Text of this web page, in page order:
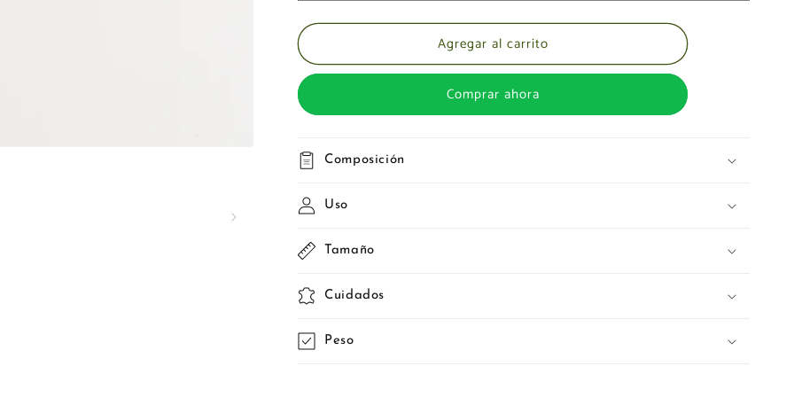
Agregar al carrito
Comprar ahora
Composición
Uso
Tamaño
Cuidados
Peso